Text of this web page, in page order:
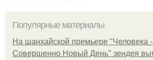
Популярные материалы
На шанхайской премьере "Человека
Совершенно Новый День" зендея